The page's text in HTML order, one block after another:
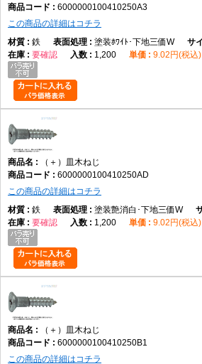
6000000100410250A3
この商品の詳細はコチラ
鉄
塗装ﾎﾜｲﾄ･下地三価W
要確認
1,200 9.02円(税込)
（＋）皿木ねじ
6000000100410250AD
この商品の詳細はコチラ
鉄
塗装艶消白･下地三価W
要確認
1,200 9.02円(税込)
（＋）皿木ねじ
6000000100410250B1
この商品の詳細はコチラ